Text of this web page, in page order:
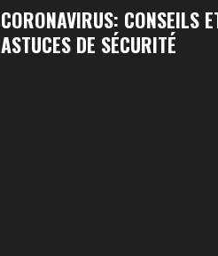
CORONAVIRUS: CONSEILS
ASTUCES DE SÉCURITÉ